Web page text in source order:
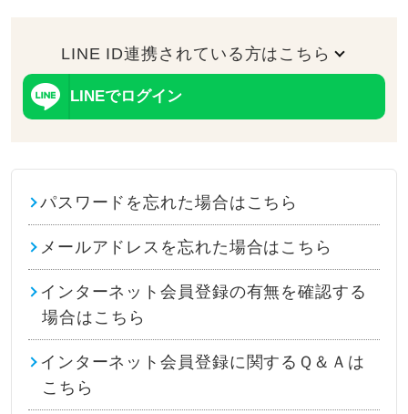
LINE ID連携されている方はこちら
LINEでログイン
パスワードを忘れた場合はこちら
メールアドレスを忘れた場合はこちら
インターネット会員登録の有無を確認する
場合はこちら
インターネット会員登録に関するＱ＆Ａは
こちら